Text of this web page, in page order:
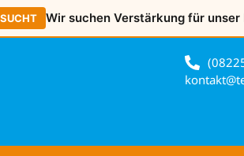
Wir suchen Verstärkung für unser